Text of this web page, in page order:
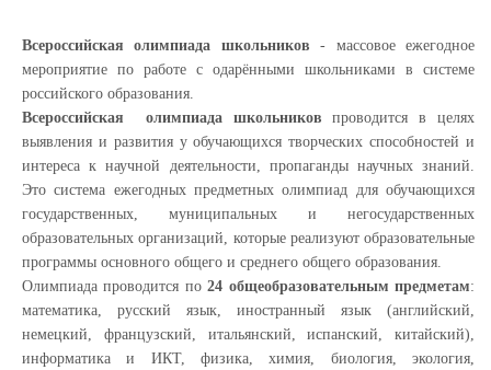
Всероссийская олимпиада школьников - массовое ежегодное
мероприятие по работе с одарёнными школьниками в системе
российского образования.
Всероссийская олимпиада школьников проводится в целях
выявления и развития у обучающихся творческих способностей и
интереса к научной деятельности, пропаганды научных знаний.
Это система ежегодных предметных олимпиад для обучающихся
государственных, муниципальных и негосударственных
образовательных организаций, которые реализуют образовательные
программы основного общего и среднего общего образования.
Олимпиада проводится по24 общеобразовательным предметам:
математика, русский язык, иностранный язык (английский,
немецкий, французский, итальянский, испанский, китайский),
информатика и ИКТ, физика, химия, биология, экология,